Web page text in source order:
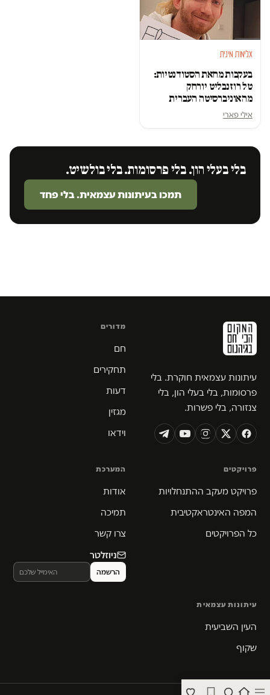
אלימות מינית
בעקבות מחאת הסטודנטיות:
טל רוזנבליט יורחק
מהאוניברסיטה העברית
אילי פארי
בלי בעלי הון. בלי פרסומות. בלי בולשיט.
תמכו בעיתונות עצמאית. בלי פחד
עיתונות עצמאית חוקרת. בלי
פרסומות, בלי בעלי הון, בלי
צנזורה, בלי פשרות.
מדורים
חם
תחקירים
דעות
מגזין
וידאו
פרויקטים
פרויקט מעקב ההתנחלויות
המפה האינטראקטיבית
כל הפרויקטים
המערכת
אודות
תמיכה
צרו קשר
ניוזלטר
עיתונות עצמאית
העין השביעית
שקוף